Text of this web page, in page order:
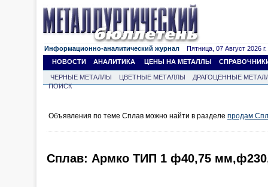
Информационно-аналитический журнал Пятница, 07 Август 2026 г.
НОВОСТИ
АНАЛИТИКА ЦЕНЫ НА МЕТАЛЛЫ
ЧЕРНЫЕ МЕТАЛЛЫ ЦВЕТНЫЕ МЕТАЛЛЫ
ДРАГОЦЕННЫЕ
ПОИСК
Объявления по теме Сплав можно найти в разделе продам
Сплав: Армко ТИП 1 ф40,75